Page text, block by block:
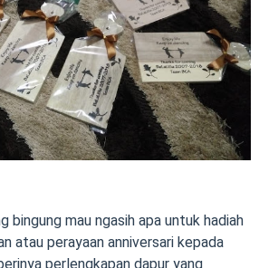
bingung mau ngasih apa untuk hadiah
atau perayaan anniversari kepada
perlengkapan dapur yang